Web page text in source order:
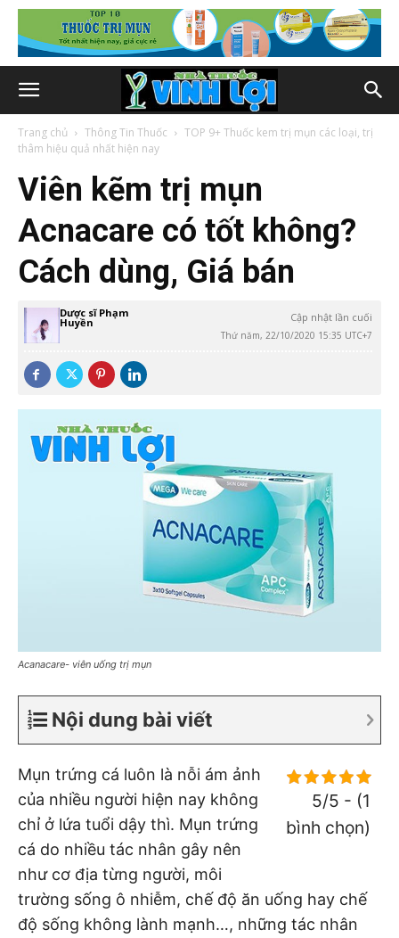
Trang chủ Thông Tin Thuốc
TOP 9+ Thuốc kem trị mụn các loại, trị
thâm hiệu quả nhất hiện nay
Viên kẽm trị mụn
Acnacare có tốt không?
Cách dùng, Giá bán
Dược sĩ Phạm
Huyền Cập nhật lần cuối
Thứ năm, 22/10/2020 15:35 UTC+7
Acanacare- viên uống trị mụn
Nội dung bài viết
5/5 - (1
bình chọn)
Mụn trứng cá luôn là nỗi ám ảnh
của nhiều người hiện nay không
chỉ ở lứa tuổi dậy thì. Mụn trứng
cá do nhiều tác nhân gây nên
như cơ địa từng người, môi
trường sống ô nhiễm, chế độ ăn uống hay chế
độ sống không lành mạnh…, những tác nhân